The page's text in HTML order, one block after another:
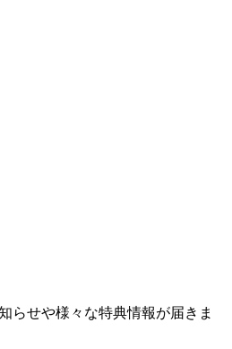
らせや様々な特典情報が届きま